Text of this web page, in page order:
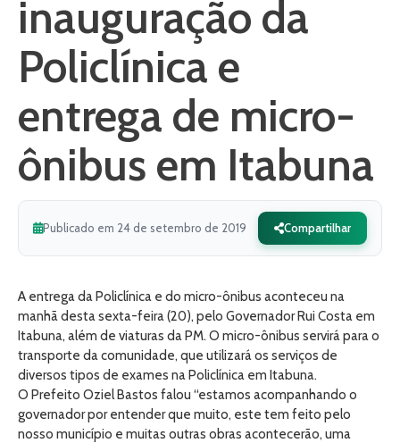
inauguração da
Policlínica e
entrega de micro-
ônibus em Itabuna
Publicado em 24 de setembro de 2019 Compartilhar
A entrega da Policlínica e do micro-ônibus aconteceu na
manhã desta sexta-feira (20), pelo Governador Rui Costa em
Itabuna, além de viaturas da PM. O micro-ônibus servirá para o
transporte da comunidade, que utilizará os serviços de
diversos tipos de exames na Policlínica em Itabuna.
O Prefeito Oziel Bastos falou “estamos acompanhando o
governador por entender que muito, este tem feito pelo
nosso município e muitas outras obras acontecerão, uma